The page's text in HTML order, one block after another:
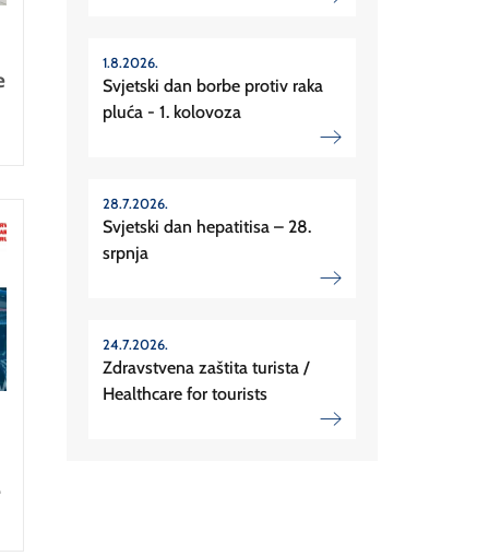
1.8.2026.
Svjetski dan borbe protiv raka
pluća - 1. kolovoza
28.7.2026.
Svjetski dan hepatitisa – 28.
srpnja
24.7.2026.
Zdravstvena zaštita turista /
Healthcare for tourists